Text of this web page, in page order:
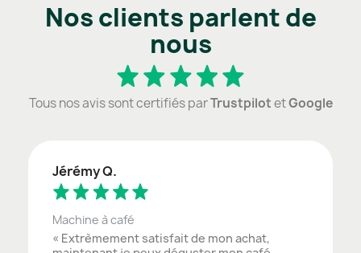
Nos clients parlent de
nous
Tous nos avis sont certifiés parTrustpilotetGoogle
Jérémy Q.
Machine à café
« Extrèmement satisfait de mon achat,